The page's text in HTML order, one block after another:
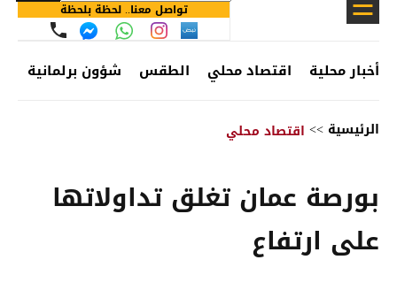
تواصل معنا.. لحظة بلحظة
أخبار محلية اقتصاد محلي الطقس شؤون برلمانية
الرئيسية >> اقتصاد محلي
بورصة عمان تغلق تداولاتها
على ارتفاع